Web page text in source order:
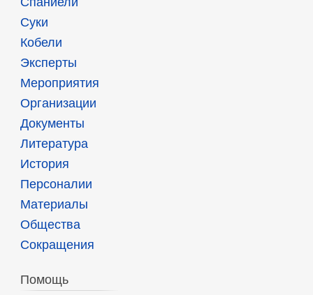
Суки
Кобели
Эксперты
Мероприятия
Организации
Документы
Литература
История
Персоналии
Материалы
Общества
Сокращения
Помощь